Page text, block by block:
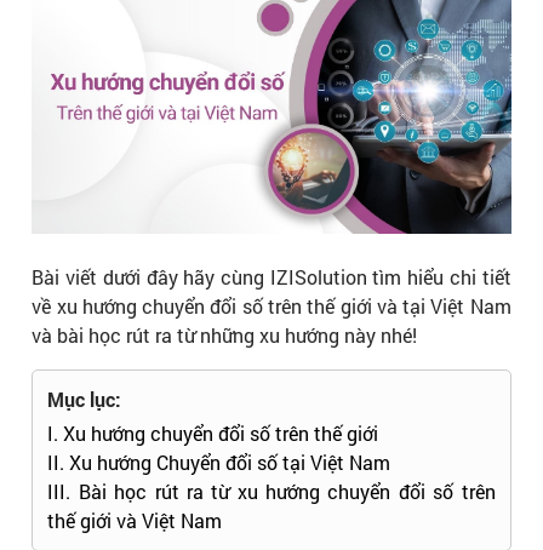
Bài viết dưới đây hãy cùng IZISolution tìm hiểu chi tiết
về xu hướng chuyển đổi số trên thế giới và tại Việt Nam
và bài học rút ra từ những xu hướng này nhé!
Mục lục:
I. Xu hướng chuyển đổi số trên thế giới
II. Xu hướng Chuyển đổi số tại Việt Nam
III. Bài học rút ra từ xu hướng chuyển đổi số trên
thế giới và Việt Nam